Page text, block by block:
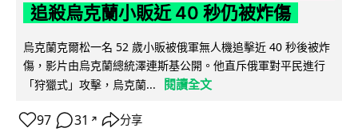
追殺烏克蘭小販近 40 秒仍被炸傷
烏克蘭克爾松一名 52 歲小販被俄軍無人機追擊近 40 秒後被炸
傷，影片由烏克蘭總統澤連斯基公開。他直斥俄軍對平民進行
「狩獵式」攻擊，烏克蘭...
閱讀全文
97 31 ↗ 分享